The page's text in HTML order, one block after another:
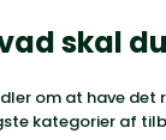
skal
om at have det
kategorier af